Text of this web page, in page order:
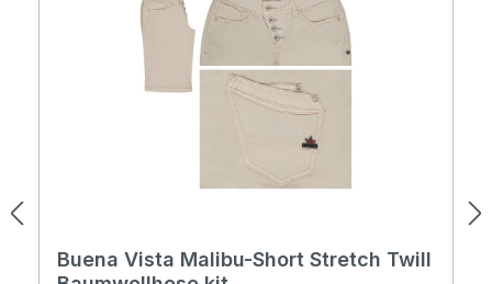
Buena Vista Malibu-Short Stretch Twill